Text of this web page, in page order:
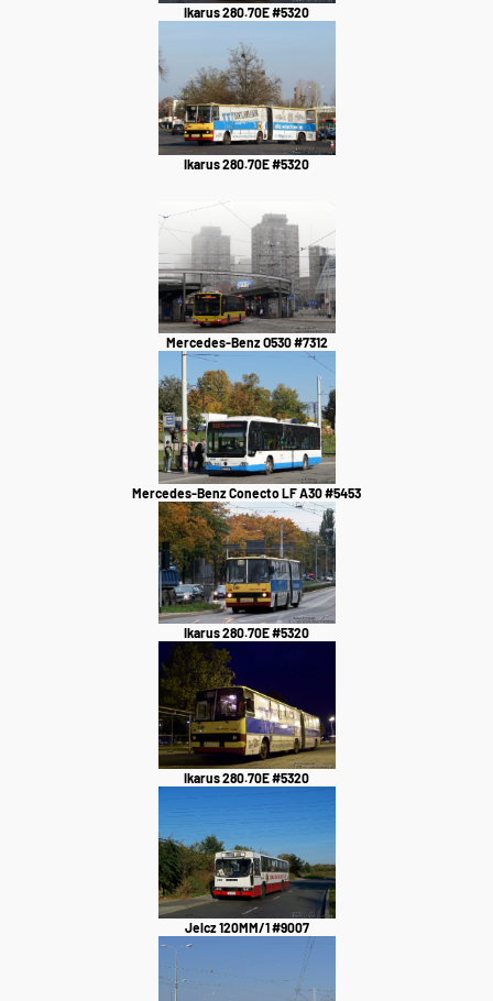
Ikarus 280.70E #5320
Ikarus 280.70E #5320
Mercedes-Benz O530 #7312
Mercedes-Benz Conecto LF A30 #5453
Ikarus 280.70E #5320
Ikarus 280.70E #5320
Jelcz 120MM/1 #9007